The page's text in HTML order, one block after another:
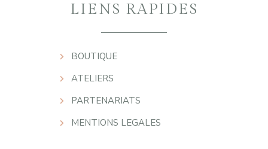
LIENS RAPIDES
BOUTIQUE
ATELIERS
PARTENARIATS
MENTIONS LEGALES